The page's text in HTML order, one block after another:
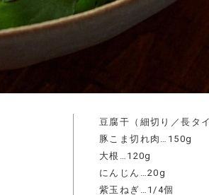
豆腐干（細切り／長タ
豚こま切れ肉…150g
大根…120g
にんじん…20g
紫玉ねぎ…1/4個